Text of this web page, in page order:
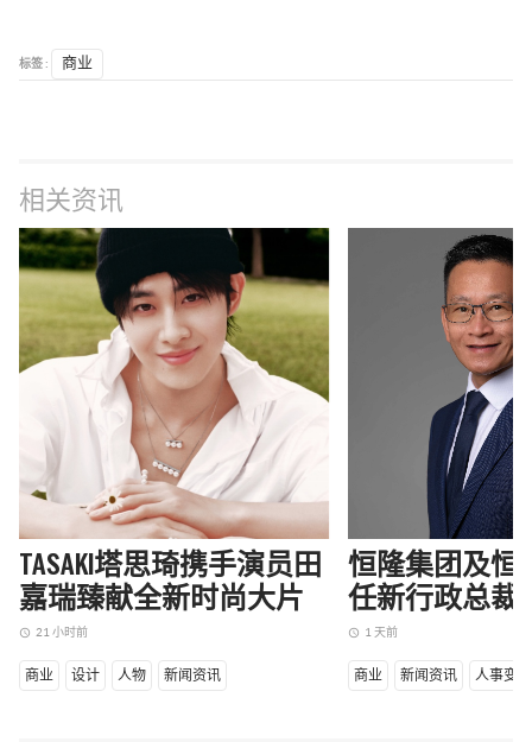
标签 : 商业
相关资讯
TASAKI塔思琦携手演员田
嘉瑞臻献全新时尚大片
access_time 21 小时前
商业 设计 人物 新闻资讯
恒隆集团及恒
任新行政总裁
access_time 1 天前
商业 新闻资讯 人事变动